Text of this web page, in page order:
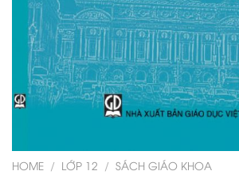
HOME / LỚP 12 / SÁCH GIÁO KHOA